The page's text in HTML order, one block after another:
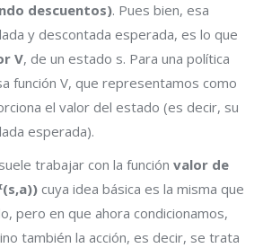
descuentos). Pues bien, esa
y descontada esperada, es lo que
V, de un estado s. Para una política
función V, que representamos como
el valor del estado (es decir, su
esperada).
trabajar con la función valor de
(s,a)) cuya idea básica es la misma que
pero en que ahora condicionamos,
también la acción, es decir, se trata